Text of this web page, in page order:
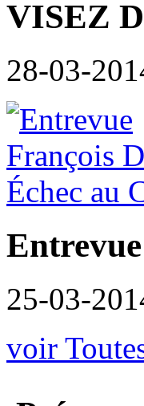
VISEZ
28-03-
25-03-
voir